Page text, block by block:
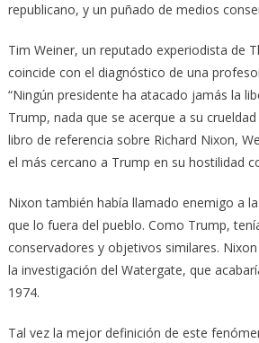
republicano, y un puñado de medios
Tim Weiner, un reputado experiodista de
coincide con el diagnóstico de una
“Ningún presidente ha atacado jamás la
Trump, nada que se acerque a su
libro de referencia sobre Richard Nixon,
el más cercano a Trump en su hostilidad
Nixon también había llamado enemigo a
que lo fuera del pueblo. Como Trump,
conservadores y objetivos similares.
la investigación del Watergate, que
1974.
Tal vez la mejor definición de este